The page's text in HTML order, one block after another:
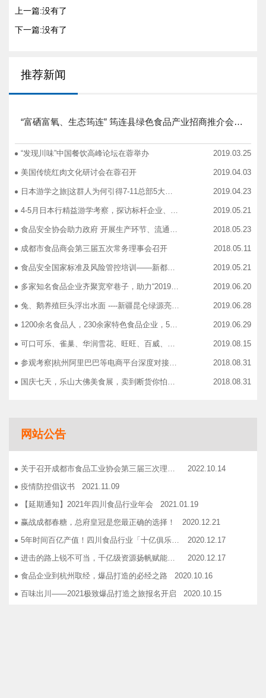
上一篇:没有了
下一篇:没有了
推荐新闻
“富硒富氧、生态筠连” 筠连县绿色食品产业招商推介会圆满举行
“发现川味”中国餐饮高峰论坛在蓉举办 2019.03.25
美国传统红肉文化研讨会在蓉召开 2019.04.03
日本游学之旅|这群人为何引得7-11总部5大高管集团出动 2019.04.23
4-5月日本行精益游学考察，探访标杆企业、解析成功密码 2019.05.21
食品安全协会助力政府 开展生产环节、流通环节、餐饮环节培训会 2018.05.23
成都市食品商会第三届五次常务理事会召开 2018.05.11
食品安全国家标准及风险管控培训——新都站、广汉站、简阳站 2019.05.21
多家知名食品企业齐聚宽窄巷子，助力“2019食品安全宣传周” 2019.06.20
兔、鹅养殖巨头浮出水面 ----新疆昆仑绿源亮相成都餐饮供应链展 引领绿色食材新高度 2019.06.28
1200余名食品人，230余家特色食品企业，50余家新零售平台齐聚成都“搞事情”！ 2019.06.29
可口可乐、雀巢、华润雪花、旺旺、百威、青岛啤酒，销售过亿的经销商等齐聚上海，只为2019中国快消品大会！ 2019.08.15
参观考察|杭州阿里巴巴等电商平台深度对接，仅剩3个名额！ 2018.08.31
国庆七天，乐山大佛美食展，卖到断货你怕了吗？ 2018.08.31
志宏印务灾后复产暨十五周年感恩答谢会
网站公告
关于召开成都市食品工业协会第三届三次理事会的通知
2022.10.14
疫情防控倡议书
2021.11.09
【延期通知】2021年四川食品行业年会
2021.01.19
赢战成都春糖，总府皇冠是您最正确的选择！
2020.12.21
5年时间百亿产值！四川食品行业「十亿俱乐部」合伙人招募！
2020.12.17
进击的路上锐不可当，千亿级资源扬帆赋能！电商启航班招募啦！
2020.12.17
食品企业到杭州取经，爆品打造的必经之路
2020.10.16
百味出川——2021极致爆品打造之旅报名开启
2020.10.15